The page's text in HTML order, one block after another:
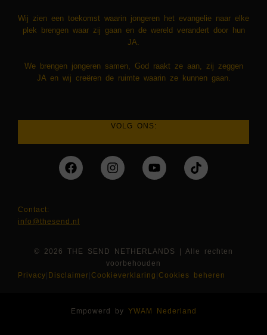
​​Wij zien een toekomst waarin jongeren het evangelie naar elke
plek brengen waar zij gaan en de wereld verandert door hun
JA.
We brengen jongeren samen, God raakt ze aan, zij zeggen
JA en wij creëren de ruimte waarin ze kunnen gaan.
VOLG ONS:
Contact:
info@thesend.nl
© 2026 THE SEND NETHERLANDS | Alle rechten
voorbehouden
Privacy Disclaimer Cookieverklaring Cookies beheren
Empowerd by YWAM Nederland